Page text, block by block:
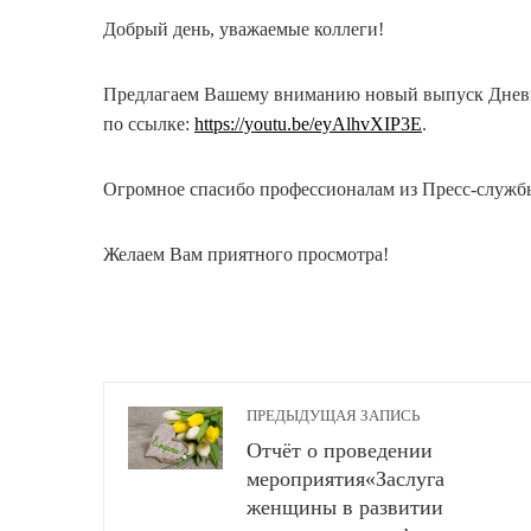
Добрый день, уважаемые коллеги!
Предлагаем Вашему вниманию новый выпуск
по ссылке: https://youtu.be/eyAlhvXIP3E.
Огромное спасибо профессионалам из Пресс-
Желаем Вам приятного просмотра!
ПРЕДЫДУЩАЯ ЗАПИСЬ
Отчёт о проведении
мероприятия«Заслуга
женщины в развитии